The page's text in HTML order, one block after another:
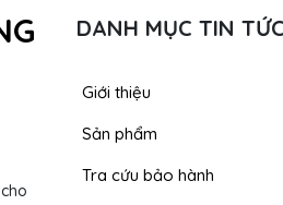
DANH MỤC TIN TỨC
Giới thiệu
Sản phẩm
Tra cứu bảo hành